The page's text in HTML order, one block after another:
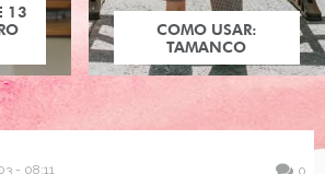
13
COMO USAR:
TAMANCO
- 08:11 0